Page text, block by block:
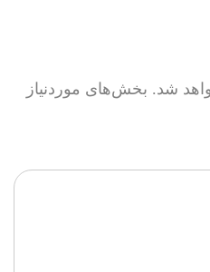
شد. بخش‌های موردنیاز